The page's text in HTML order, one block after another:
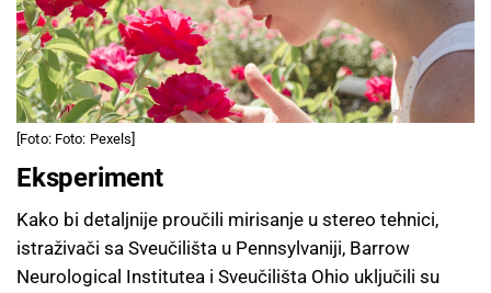
[Foto: Foto: Pexels]
Eksperiment
Kako bi detaljnije proučili mirisanje u stereo tehnici,
istraživači sa Sveučilišta u Pennsylvaniji, Barrow
Neurological Institutea i Sveučilišta Ohio uključili su